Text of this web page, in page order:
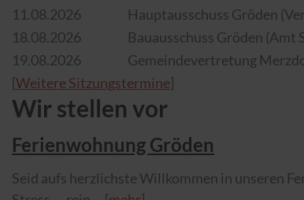
11.​08.​2026
Hauptausschuss Gröden
18.​08.​2026
Bauausschuss Gröden (Amt
19.​08.​2026
Gemeindevertretung
[Weitere Sitzungstermine]
Wir stellen vor
Ferienwohnung Gröden
Seid aufs herzlichste Willkommen in unseren